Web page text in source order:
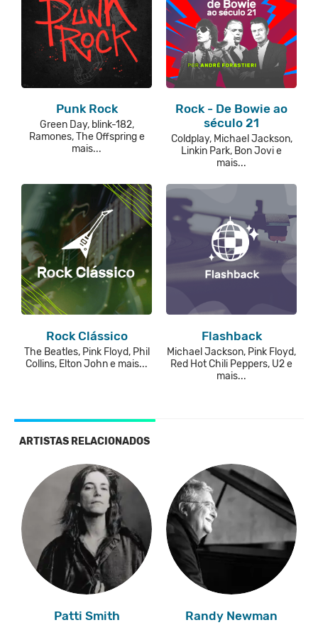
Punk Rock
Green Day, blink-182,
Ramones, The Offspring e
mais...
Rock - De Bowie ao
século 21
Coldplay, Michael Jackson,
Linkin Park, Bon Jovi e
mais...
Rock Clássico
The Beatles, Pink Floyd, Phil
Collins, Elton John e mais...
Flashback
Michael Jackson, Pink Floyd,
Red Hot Chili Peppers, U2 e
mais...
ARTISTAS RELACIONADOS
Patti Smith Randy Newman